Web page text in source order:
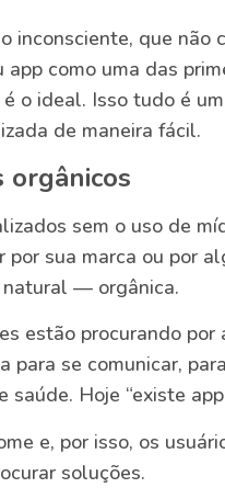
inconsciente, que não
como uma das
o ideal. Isso tudo é
de maneira fácil.
sem o uso de
sua marca ou por
natural — orgânica.
estão procurando por
para se comunicar,
Hoje “existe
e, por isso, os
soluções.